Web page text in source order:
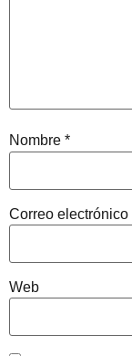
Nombre *
Correo electrónico
Web